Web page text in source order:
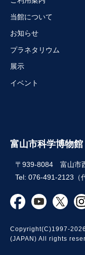
富山市科学博物館
〒939-8084 富山市
Tel: 076-491-2123（
当館について
お知らせ
プラネタリウム
展示
イベント
Copyright(C)1997-
(JAPAN) All rights